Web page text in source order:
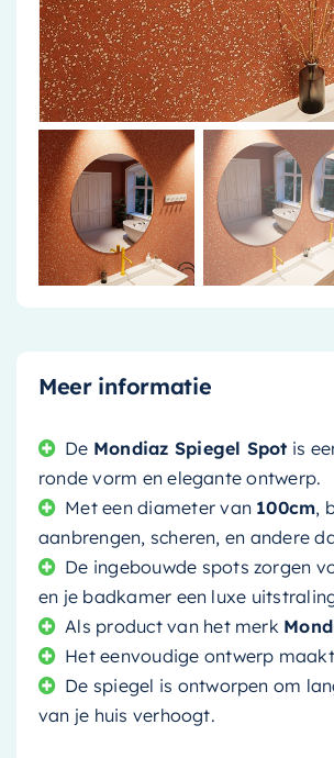
Meer informatie
De Mondiaz Spiegel Spot is
ronde vorm en elegante ontwerp.
Met een diameter van 100cm,
aanbrengen, scheren, en andere
De ingebouwde spots zorgen
en je badkamer een luxe
Als product van het merk
Het eenvoudige ontwerp
De spiegel is ontworpen om
van je huis verhoogt.